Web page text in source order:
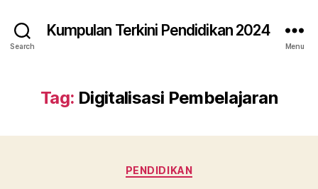
Search
Kumpulan Terkini Pendidikan 2024
Menu
Tag: Digitalisasi Pembelajaran
Categories
PENDIDIKAN